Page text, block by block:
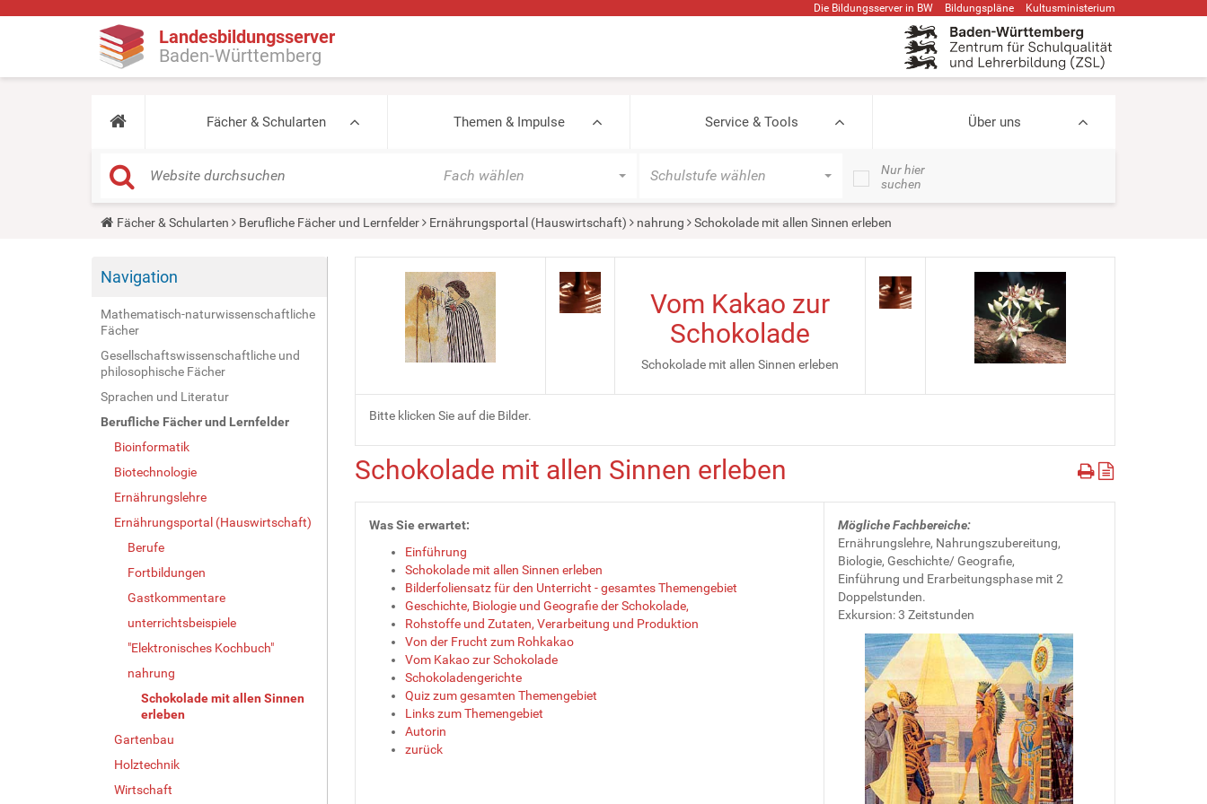
Die Bildungsserver in BW Bildungspläne Kultusministerium
Landesbildungsserver
Baden-Württemberg
Fächer & Schularten Themen & Impulse Service & Tools Über uns
Fach wählen Schulstufe wählen
Nur hier
suchen
Y
h
e
r
e
Fächer & Schularten Berufliche Fächer und Lernfelder Ernährungsportal (Hauswirtschaft) nahrung Schokolade mit allen Sinnen erleben
Navigation
Mathematisch-naturwissenschaftliche
Fächer
Gesellschaftswissenschaftliche und
philosophische Fächer
Sprachen und Literatur
Berufliche Fächer und Lernfelder
Bioinformatik
Biotechnologie
Ernährungslehre
Ernährungsportal (Hauswirtschaft)
Berufe
Fortbildungen
Gastkommentare
unterrichtsbeispiele
"Elektronisches Kochbuch"
nahrung
Schokolade mit allen Sinnen
erleben
Gartenbau
Holztechnik
Wirtschaft
Vom Kakao zur
Schokolade
Schokolade mit allen Sinnen erleben
Bitte klicken Sie auf die Bilder.
Schokolade mit allen Sinnen erleben
Was Sie erwartet:
Einführung
Schokolade mit allen Sinnen erleben
Bilderfoliensatz für den Unterricht - gesamtes Themengebiet
Geschichte, Biologie und Geografie der Schokolade,
Rohstoffe und Zutaten, Verarbeitung und Produktion
Von der Frucht zum Rohkakao
Vom Kakao zur Schokolade
Schokoladengerichte
Quiz zum gesamten Themengebiet
Links zum Themengebiet
Autorin
zurück
Mögliche Fachbereiche:
Ernährungslehre, Nahrungszubereitung,
Biologie, Geschichte/ Geografie,
Einführung und Erarbeitungsphase mit 2
Doppelstunden.
Exkursion: 3 Zeitstunden